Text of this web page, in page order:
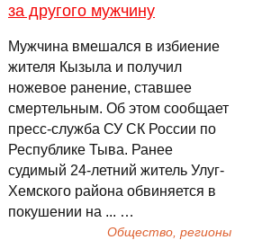
за другого мужчину
Мужчина вмешался в избиение
жителя Кызыла и получил
ножевое ранение, ставшее
смертельным. Об этом сообщает
пресс-служба СУ СК России по
Республике Тыва. Ранее
судимый 24-летний житель Улуг-
Хемского района обвиняется в
покушении на ... …
Общество, регионы